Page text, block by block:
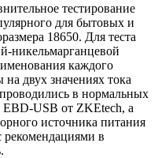
тестирование
для бытовых и
18650. Для теста
никельмарганцевой
каждого
двух значениях тока
в нормальных
EBD-USB от ZKEtech, а
источника питания
рекомендациями в